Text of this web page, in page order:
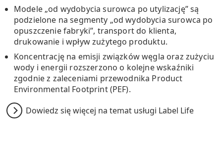
Modele „od wydobycia surowca po utylizację” są
podzielone na segmenty „od wydobycia surowca po
opuszczenie fabryki”, transport do klienta,
drukowanie i wpływ zużytego produktu.
Koncentrację na emisji związków węgla oraz zużyciu
wody i energii rozszerzono o kolejne wskaźniki
zgodnie z zaleceniami przewodnika Product
Environmental Footprint (PEF).
Dowiedz się więcej na temat usługi Label Life